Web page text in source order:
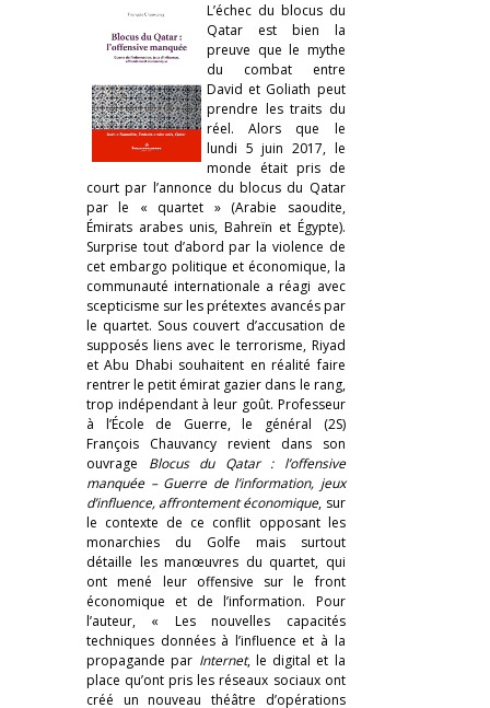
L’échec du blocus du
Qatar est bien la
preuve que le mythe
du combat entre
David et Goliath peut
prendre les traits du
réel. Alors que le
lundi 5 juin 2017, le
monde était pris de
court par l’annonce du blocus du Qatar
par le « quartet » (Arabie saoudite,
Émirats arabes unis, Bahreïn et Égypte).
Surprise tout d’abord par la violence de
cet embargo politique et économique, la
communauté internationale a réagi avec
scepticisme sur les prétextes avancés par
le quartet. Sous couvert d’accusation de
supposés liens avec le terrorisme, Riyad
et Abu Dhabi souhaitent en réalité faire
rentrer le petit émirat gazier dans le rang,
trop indépendant à leur goût. Professeur
à l’École de Guerre, le général (2S)
François Chauvancy revient dans son
ouvrage Blocus du Qatar : l’offensive
manquée – Guerre de l’information, jeux
d’influence, affrontement économique, sur
le contexte de ce conflit opposant les
monarchies du Golfe mais surtout
détaille les manœuvres du quartet, qui
ont mené leur offensive sur le front
économique et de l’information. Pour
l’auteur, « Les nouvelles capacités
techniques données à l’influence et à la
propagande par Internet, le digital et la
place qu’ont pris les réseaux sociaux ont
créé un nouveau théâtre d’opérations